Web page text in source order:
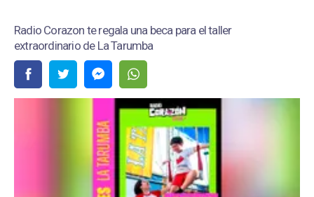
Radio Corazon te regala una beca para el taller
extraordinario de La Tarumba